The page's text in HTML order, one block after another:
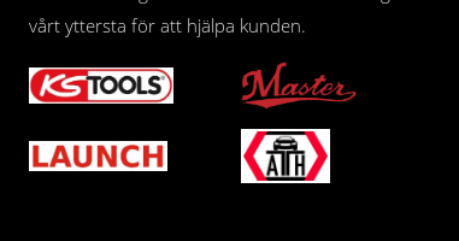
vårt yttersta för att hjälpa kunden.